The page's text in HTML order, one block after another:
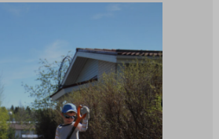
k
i
v
i
e